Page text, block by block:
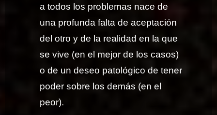
a todos los problemas nace de
una profunda falta de aceptación
del otro y de la realidad en la que
se vive (en el mejor de los casos)
o de un deseo patológico de tener
poder sobre los demás (en el
peor).